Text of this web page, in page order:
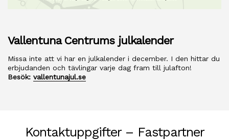
Vallentuna Centrums julkalender
Missa inte att vi har en julkalender i december. I den hittar du
erbjudanden och tävlingar varje dag fram till julafton!
Besök: vallentunajul.se
Kontaktuppgifter – Fastpartner